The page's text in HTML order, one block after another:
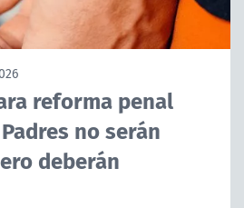
reforma penal
no serán
deberán